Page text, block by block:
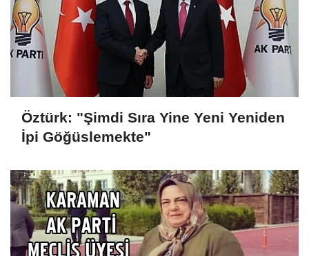
Öztürk: "Şimdi Sıra Yine Yeni Yeniden
İpi Göğüslemekte"